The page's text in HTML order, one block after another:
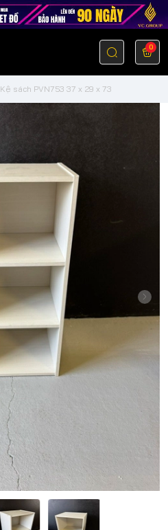
0
Kệ sách PVN753 37 x 29 x 73